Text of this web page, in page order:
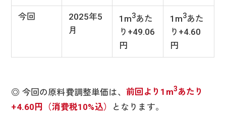
今回
2025年5
月
1m3あた
り+49.06
円
1m3あた
り+4.60
円
◎ 今回の原料費調整単価は、 前回より1m3あたり
+4.60円（消費税10%込）
となります。